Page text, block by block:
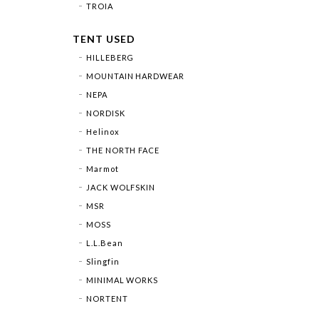
TROIA
TENT USED
HILLEBERG
MOUNTAIN HARDWEAR
NEPA
NORDISK
Helinox
THE NORTH FACE
Marmot
JACK WOLFSKIN
MSR
MOSS
L.L.Bean
Slingfin
MINIMAL WORKS
NORTENT